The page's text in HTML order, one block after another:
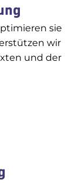
sie
wir
und der